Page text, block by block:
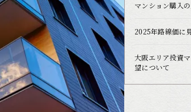
マンション購入
2025年路線価に
大阪エリア投資
望について